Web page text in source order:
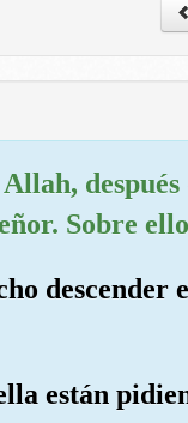
Sobre
están